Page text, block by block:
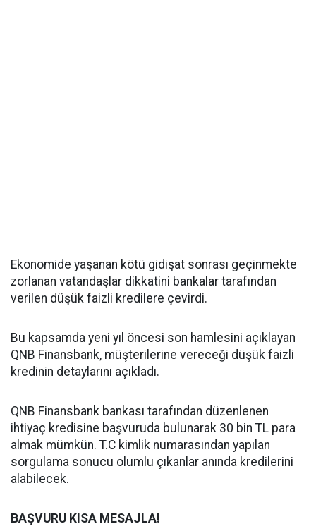
Ekonomide yaşanan kötü gidişat sonrası geçinmekte
zorlanan vatandaşlar dikkatini bankalar tarafından
verilen düşük faizli kredilere çevirdi.
Bu kapsamda yeni yıl öncesi son hamlesini açıklayan
QNB Finansbank, müşterilerine vereceği düşük faizli
kredinin detaylarını açıkladı.
QNB Finansbank bankası tarafından düzenlenen
ihtiyaç kredisine başvuruda bulunarak 30 bin TL para
almak mümkün. T.C kimlik numarasından yapılan
sorgulama sonucu olumlu çıkanlar anında kredilerini
alabilecek.
BAŞVURU KISA MESAJLA!